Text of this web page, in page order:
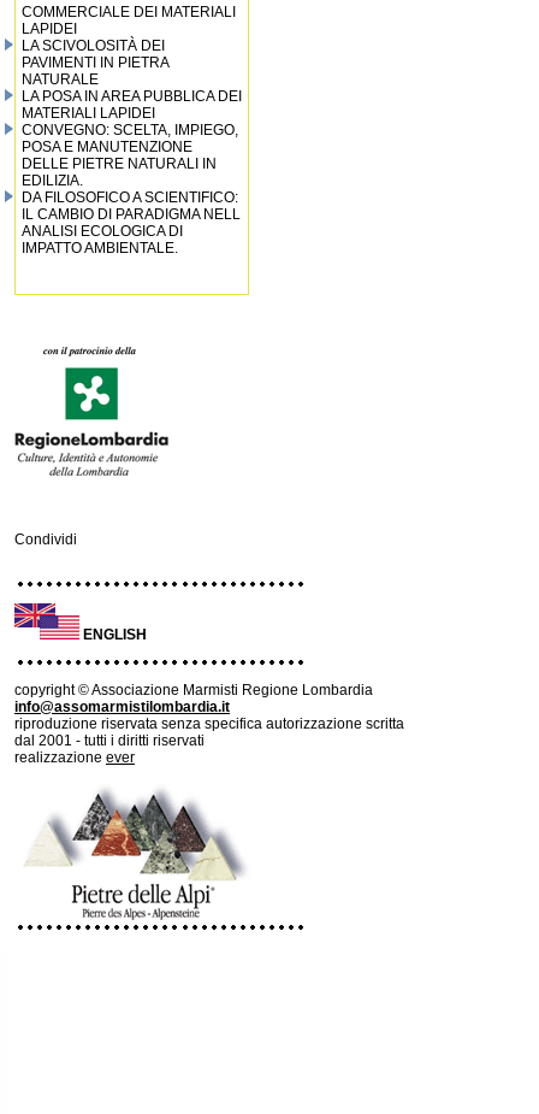
COMMERCIALE DEI MATERIALI
LAPIDEI
LA SCIVOLOSITÀ DEI
PAVIMENTI IN PIETRA
NATURALE
LA POSA IN AREA PUBBLICA DEI
MATERIALI LAPIDEI
CONVEGNO: SCELTA, IMPIEGO,
POSA E MANUTENZIONE
DELLE PIETRE NATURALI IN
EDILIZIA.
DA FILOSOFICO A SCIENTIFICO:
IL CAMBIO DI PARADIGMA NELL
ANALISI ECOLOGICA DI
IMPATTO AMBIENTALE.
Condividi
ENGLISH
copyright © Associazione Marmisti Regione Lombardia
info@assomarmistilombardia.it
riproduzione riservata senza specifica autorizzazione scritta
dal 2001 - tutti i diritti riservati
realizzazione ever